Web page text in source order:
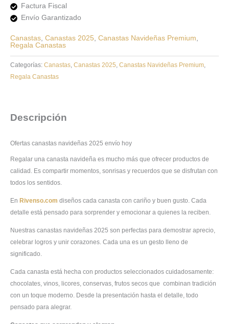
Factura Fiscal
Envío Garantizado
Canastas Canastas 2025 Canastas Navideñas Premium
Regala Canastas
Categorías: Canastas, Canastas 2025, Canastas Navideñas Premium,
Regala Canastas
Descripción
Ofertas canastas navideñas 2025 envío hoy
Regalar una canasta navideña es mucho más que ofrecer productos de
calidad. Es compartir momentos, sonrisas y recuerdos que se disfrutan con
todos los sentidos.
En Rivenso.com diseños cada canasta con cariño y buen gusto. Cada
detalle está pensado para sorprender y emocionar a quienes la reciben.
Nuestras canastas navideñas 2025 son perfectas para demostrar aprecio,
celebrar logros y unir corazones. Cada una es un gesto lleno de
significado.
Cada canasta está hecha con productos seleccionados cuidadosamente:
chocolates, vinos, licores, conservas, frutos secos que combinan tradición
con un toque moderno. Desde la presentación hasta el detalle, todo
pensado para alegrar.